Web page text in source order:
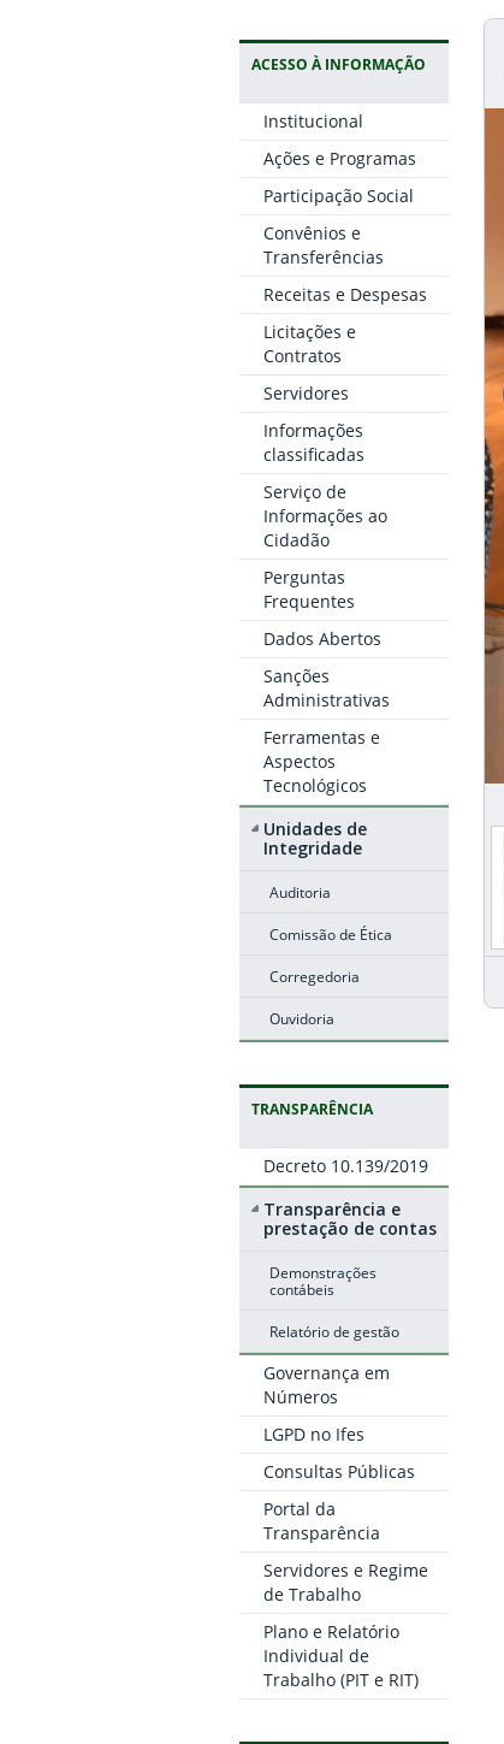
ACESSO À INFORMAÇÃO
Institucional
Ações e Programas
Participação Social
Convênios e
Transferências
Receitas e Despesas
Licitações e
Contratos
Servidores
Informações
classificadas
Serviço de
Informações ao
Cidadão
Perguntas
Frequentes
Dados Abertos
Sanções
Administrativas
Ferramentas e
Aspectos
Tecnológicos
Unidades de
Integridade
Auditoria
Comissão de Ética
Corregedoria
Ouvidoria
TRANSPARÊNCIA
Decreto 10.139/2019
Transparência e
prestação de contas
Demonstrações
contábeis
Relatório de gestão
Governança em
Números
LGPD no Ifes
Consultas Públicas
Portal da
Transparência
Servidores e Regime
de Trabalho
Plano e Relatório
Individual de
Trabalho (PIT e RIT)